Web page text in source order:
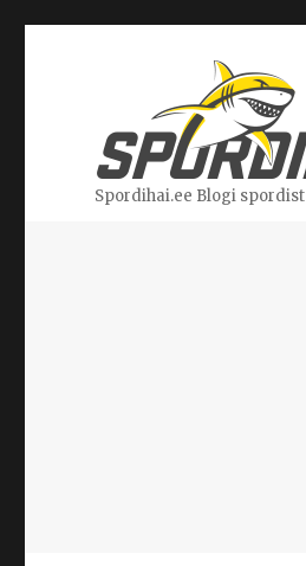
Spordihai.ee Blogi spordist